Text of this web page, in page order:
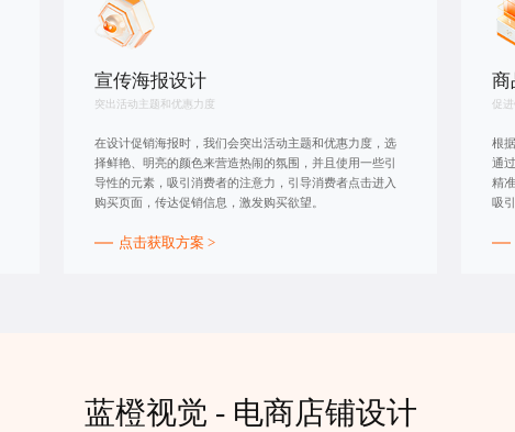
宣传海报设计
突出活动主题和优惠力度
在设计促销海报时，我们会突出活动主题和优惠力度，选
择鲜艳、明亮的颜色来营造热闹的氛围，并且使用一些引
导性的元素，吸引消费者的注意力，引导消费者点击进入
购买页面，传达促销信息，激发购买欲望。
点击获取方案 >
商
促
根
通
精
吸
蓝橙视觉 - 电商店铺设计